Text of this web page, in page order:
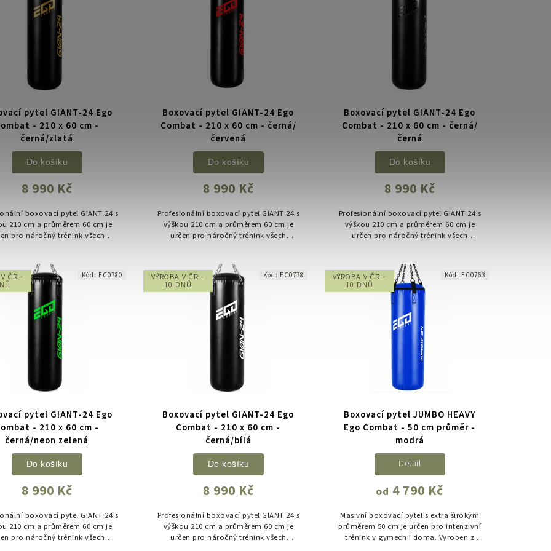
pytel GIANT-24 Ego
- 210 x 60 cm -
černá/zlatá
8 990 Kč
Do košíku
boxovací pytel GIANT 24 s
210 cm a průměrem 60 cm je
pro náročný trénink všech
Boxovací pytel GIANT-24 Ego
Combat - 210 x 60 cm - černá/
červená
8 990 Kč
Do košíku
Profesionální boxovací pytel GIANT 24 s
výškou 210 cm a průměrem 60 cm je
určen pro náročný trénink všech
Boxovací pytel GIANT-24 Ego
Combat - 210 x 60 cm - černá/
černá
8 990 Kč
Do košíku
Profesionální boxovací pytel GIANT 24 s
výškou 210 cm a průměrem 60 cm je
určen pro náročný trénink všech
ČR -
pytel GIANT-24 Ego
- 210 x 60 cm -
černá/neon zelená
8 990 Kč
Do košíku
boxovací pytel GIANT 24 s
210 cm a průměrem 60 cm je
pro náročný trénink všech
Kód: EC0780 VÝROBA V ČR -
10 DNŮ
Boxovací pytel GIANT-24 Ego
Combat - 210 x 60 cm -
černá/bílá
8 990 Kč
Do košíku
Profesionální boxovací pytel GIANT 24 s
výškou 210 cm a průměrem 60 cm je
určen pro náročný trénink všech
Kód: EC0778 VÝROBA V ČR -
10 DNŮ
Boxovací pytel JUMBO HEAVY
Ego Combat - 50 cm průměr -
modrá
od 4 790 Kč
Detail
Masivní boxovací pytel s extra širokým
průměrem 50 cm je určen pro intenzivní
trénink v gymech i doma. Vyroben z
Kód: EC0763